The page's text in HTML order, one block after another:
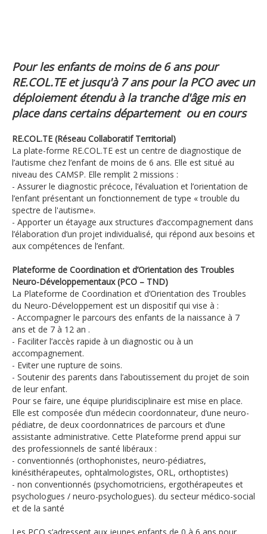
Pour les enfants de moins de 6 ans pour
RE.COL.TE et jusqu'à 7 ans pour la PCO avec un
déploiement étendu à la tranche d'âge mis en
place dans certains département ou en cours
RE.COL.TE (Réseau Collaboratif Territorial)
La plate-forme RE.COL.TE est un centre de diagnostique de
l’autisme chez l’enfant de moins de 6 ans. Elle est situé au
niveau des CAMSP. Elle remplit 2 missions :
- Assurer le diagnostic précoce, l’évaluation et l’orientation de
l’enfant présentant un fonctionnement de type « trouble du
spectre de l'autisme».
- Apporter un étayage aux structures d’accompagnement dans
l’élaboration d’un projet individualisé, qui répond aux besoins et
aux compétences de l’enfant.
Plateforme de Coordination et d’Orientation des Troubles
Neuro-Développementaux (PCO – TND)
La Plateforme de Coordination et d’Orientation des Troubles
du Neuro-Développement est un dispositif qui vise à :
- Accompagner le parcours des enfants de la naissance à 7
ans et de 7 à 12 an .
- Faciliter l’accès rapide à un diagnostic ou à un
accompagnement.
- Eviter une rupture de soins.
- Soutenir des parents dans l’aboutissement du projet de soin
de leur enfant.
Pour se faire, une équipe pluridisciplinaire est mise en place.
Elle est composée d’un médecin coordonnateur, d’une neuro-
pédiatre, de deux coordonnatrices de parcours et d’une
assistante administrative. Cette Plateforme prend appui sur
des professionnels de santé libéraux :
- conventionnés (orthophonistes, neuro-pédiatres,
kinésithérapeutes, ophtalmologistes, ORL, orthoptistes)
- non conventionnés (psychomotriciens, ergothérapeutes et
psychologues / neuro-psychologues). du secteur médico-social
et de la santé